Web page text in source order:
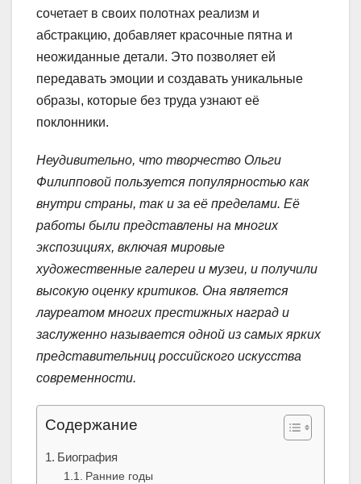
сочетает в своих полотнах реализм и
абстракцию, добавляет красочные пятна и
неожиданные детали. Это позволяет ей
передавать эмоции и создавать уникальные
образы, которые без труда узнают её
поклонники.
Неудивительно, что творчество Ольги
Филипповой пользуется популярностью как
внутри страны, так и за её пределами. Её
работы были представлены на многих
экспозициях, включая мировые
художественные галереи и музеи, и получили
высокую оценку критиков. Она является
лауреатом многих престижных наград и
заслуженно называется одной из самых ярких
представительниц российского искусства
современности.
Содержание
Биография
Ранние годы